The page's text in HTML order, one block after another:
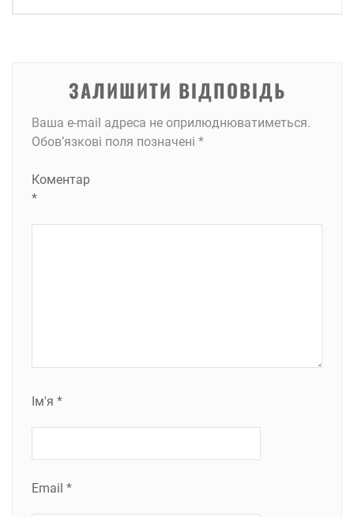
ЗАЛИШИТИ ВІДПОВІДЬ
Ваша e-mail адреса не оприлюднюватиметься.
Обов’язкові поля позначені *
Коментар
*
Ім'я *
Email *